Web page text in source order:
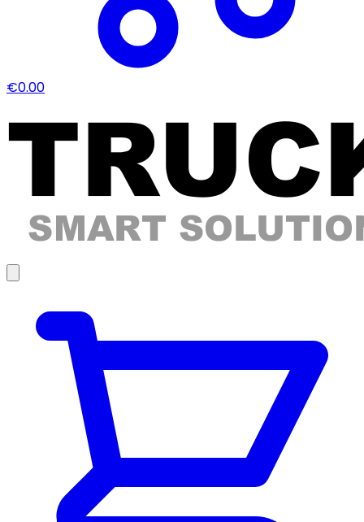
€0.00